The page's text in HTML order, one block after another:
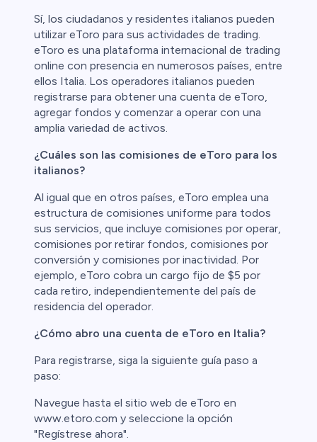
Sí, los ciudadanos y residentes italianos pueden
utilizar eToro para sus actividades de trading.
eToro es una plataforma internacional de trading
online con presencia en numerosos países, entre
ellos Italia. Los operadores italianos pueden
registrarse para obtener una cuenta de eToro,
agregar fondos y comenzar a operar con una
amplia variedad de activos.
¿Cuáles son las comisiones de eToro para los
italianos?
Al igual que en otros países, eToro emplea una
estructura de comisiones uniforme para todos
sus servicios, que incluye comisiones por operar,
comisiones por retirar fondos, comisiones por
conversión y comisiones por inactividad. Por
ejemplo, eToro cobra un cargo fijo de $5 por
cada retiro, independientemente del país de
residencia del operador.
¿Cómo abro una cuenta de eToro en Italia?
Para registrarse, siga la siguiente guía paso a
paso:
Navegue hasta el sitio web de eToro en
www.etoro.com y seleccione la opción
"Regístrese ahora".